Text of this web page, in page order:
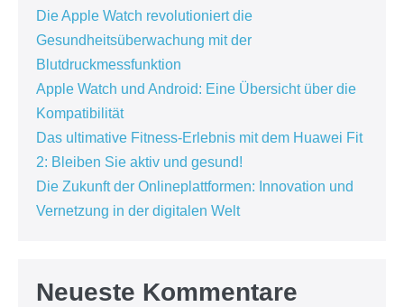
Die Apple Watch revolutioniert die
Gesundheitsüberwachung mit der
Blutdruckmessfunktion
Apple Watch und Android: Eine Übersicht über die
Kompatibilität
Das ultimative Fitness-Erlebnis mit dem Huawei Fit
2: Bleiben Sie aktiv und gesund!
Die Zukunft der Onlineplattformen: Innovation und
Vernetzung in der digitalen Welt
Neueste Kommentare